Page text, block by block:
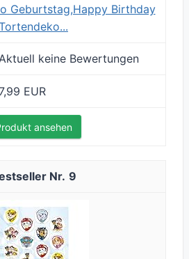
Geburtstag,Happy Birthday
Aktuell keine Bewertungen
EUR
ansehen
9